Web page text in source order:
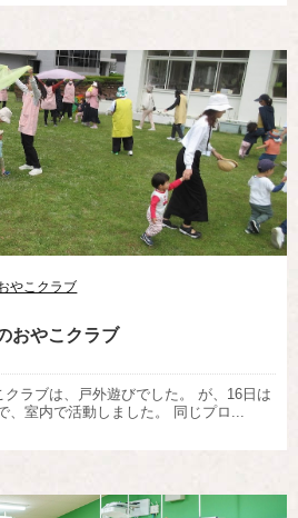
やこクラブ
おやこクラブ
ラブは、戸外遊びでした。 が、16日は
、室内で活動しました。 同じプロ...